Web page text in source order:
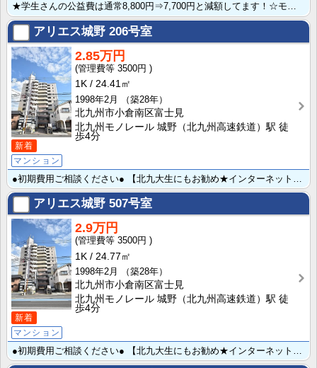
★学生さんの公益費は通常8,800円⇒7,700円と減額してます！☆モノレール北方駅直進徒歩１分と便･･･
アリエス城野 206号室
新着
マンション
2.85万円
3500円
1K
24.41㎡
1998年2月
（築28年）
北九州市小倉南区富士見
北九州モノレール 城野（北九州高速鉄道）駅 徒
歩4分
アリエス城野 507号室
新着
マンション
2.9万円
3500円
1K
24.77㎡
1998年2月
（築28年）
北九州市小倉南区富士見
北九州モノレール 城野（北九州高速鉄道）駅 徒
歩4分